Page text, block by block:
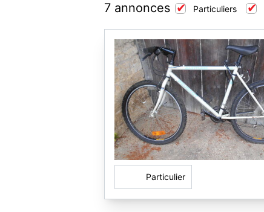
7 annonces Particuliers
Particulier